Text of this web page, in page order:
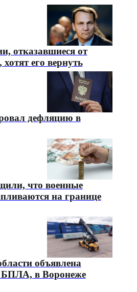
отказавшиеся от
его вернуть
дефляцию в
что военные
на границе
объявлена
БПЛА, в Воронеже